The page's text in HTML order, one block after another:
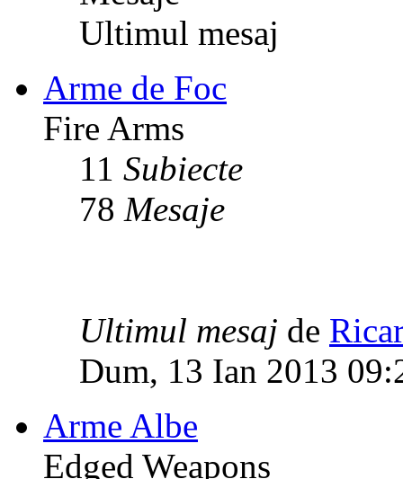
Ultimul mesaj
Arme de Foc
Fire Arms
11 Subiecte
78 Mesaje
Ultimul mesaj de
Dum, 13 Ian 2013
Arme Albe
Edged Weapons